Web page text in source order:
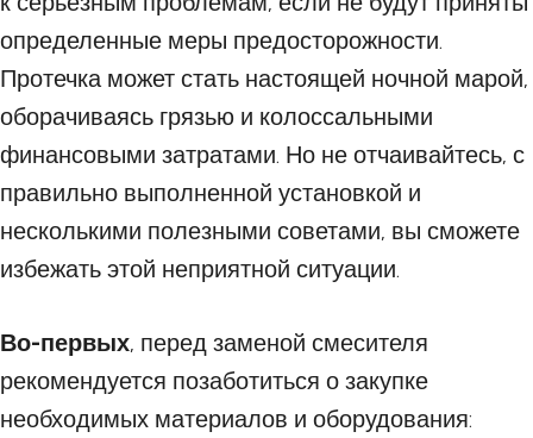
определенные меры предосторожности.
Протечка может стать настоящей ночной марой,
оборачиваясь грязью и колоссальными
финансовыми затратами. Но не отчаивайтесь, с
правильно выполненной установкой и
несколькими полезными советами, вы сможете
избежать этой неприятной ситуации.
Во-первых, перед заменой смесителя
рекомендуется позаботиться о закупке
необходимых материалов и оборудования: